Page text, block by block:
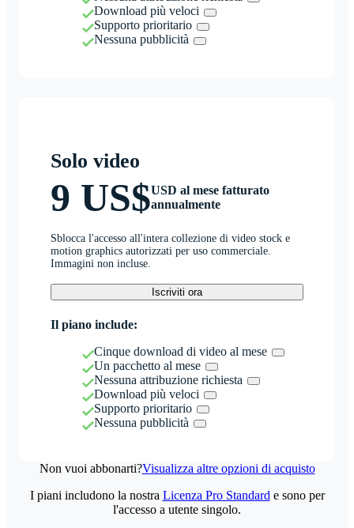
Download più veloci
Supporto prioritario
Nessuna pubblicità
Solo video
9 US$USD al mese fatturato
annualmente
Sblocca l'accesso all'intera collezione di video stock e
motion graphics autorizzati per uso commerciale.
Immagini non incluse.
Iscriviti ora
Il piano include:
Cinque download di video al mese
Un pacchetto al mese
Nessuna attribuzione richiesta
Download più veloci
Supporto prioritario
Nessuna pubblicità
Non vuoi abbonarti?Visualizza altre opzioni di acquisto
I piani includono la nostra Licenza Pro Standard e sono per
l'accesso a utente singolo.